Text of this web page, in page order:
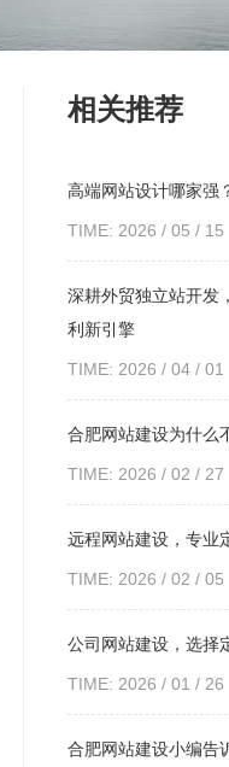
相关推荐
高端网站设计哪家强
TIME: 2026 / 05 / 15
深耕外贸独立站开发
利新引擎
TIME: 2026 / 04 / 01
合肥网站建设为什么
TIME: 2026 / 02 / 27
远程网站建设，专业
TIME: 2026 / 02 / 05
公司网站建设，选择
TIME: 2026 / 01 / 26
合肥网站建设小编告